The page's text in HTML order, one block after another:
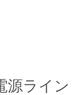
源ライ